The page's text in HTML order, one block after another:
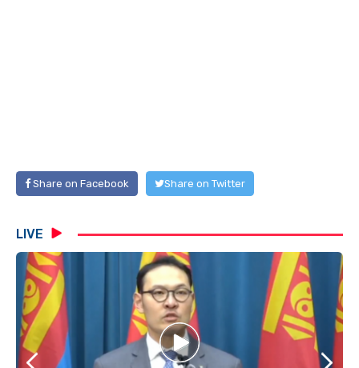
Share on Facebook Share on Twitter
LIVE